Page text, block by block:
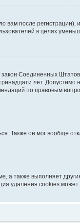
после
в целях
Соединенных
лет.
по правовым
Также он мог вообще
также выполняет
удаления cookies